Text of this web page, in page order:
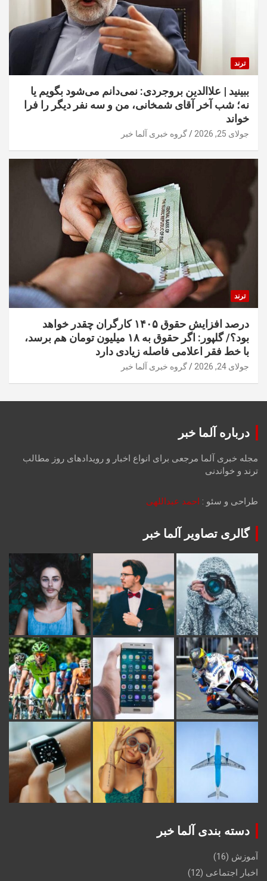
ترند
ببینید | علاالدین بروجردی: نمی‌دانم می‌شود بگویم یا
نه؛ شب آخر آقای شمخانی، من و سه نفر دیگر را فرا
خواند
جولای 25, 2026 گروه خبری آلما خبر
ترند
درصد افزایش حقوق ۱۴۰۵ کارگران چقدر خواهد
بود؟/ گلپور: اگر حقوق به ۱۸ میلیون تومان هم برسد،
با خط فقر اعلامی فاصله زیادی دارد
جولای 24, 2026 گروه خبری آلما خبر
درباره آلما خبر
مجله خبری آلما مرجعی برای انواع اخبار و رویدادهای روز مطالب
ترند و خواندنی
طراحی و سئو : احمد عبداللهی
گالری تصاویر آلما خبر
دسته بندی آلما خبر
آموزش (16)
اخبار اجتماعی (12)